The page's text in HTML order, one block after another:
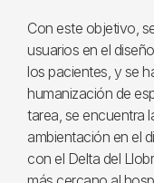
Con este objetivo,
usuarios en el
los pacientes, y se
humanización de
tarea, se encuentra
ambientación en el
con el Delta del